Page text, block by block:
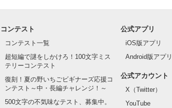
コンテスト
コンテスト一覧
超短編で謎をしかけろ！100文字ミス
テリーコンテスト
復刻！夏の野いちごビギナーズ応援コ
ンテスト～中・長編チャレンジ！～
500文字の不気味なテスト、募集中。
公式アプリ
iOS版アプリ
Android版アプリ
公式アカウント
X（Twitter）
YouTube